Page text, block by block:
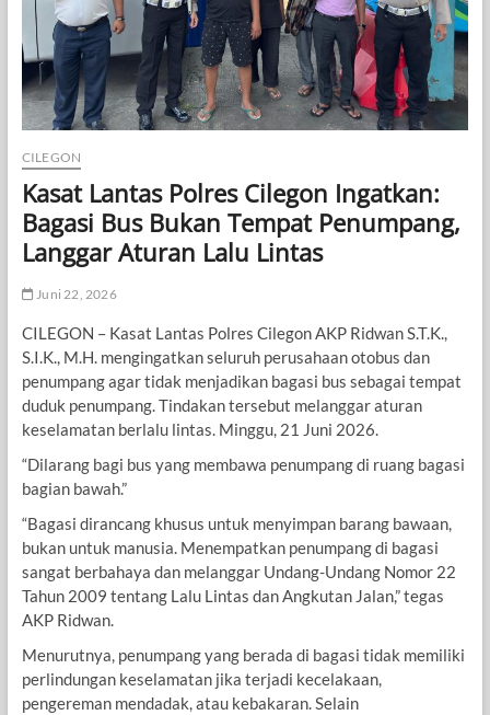
CILEGON
Kasat Lantas Polres Cilegon Ingatkan:
Bagasi Bus Bukan Tempat Penumpang,
Langgar Aturan Lalu Lintas
Juni 22, 2026
CILEGON – Kasat Lantas Polres Cilegon AKP Ridwan S.T.K.,
S.I.K., M.H. mengingatkan seluruh perusahaan otobus dan
penumpang agar tidak menjadikan bagasi bus sebagai tempat
duduk penumpang. Tindakan tersebut melanggar aturan
keselamatan berlalu lintas. Minggu, 21 Juni 2026.
“Dilarang bagi bus yang membawa penumpang di ruang bagasi
bagian bawah.”
“Bagasi dirancang khusus untuk menyimpan barang bawaan,
bukan untuk manusia. Menempatkan penumpang di bagasi
sangat berbahaya dan melanggar Undang-Undang Nomor 22
Tahun 2009 tentang Lalu Lintas dan Angkutan Jalan,” tegas
AKP Ridwan.
Menurutnya, penumpang yang berada di bagasi tidak memiliki
perlindungan keselamatan jika terjadi kecelakaan,
pengereman mendadak, atau kebakaran. Selain